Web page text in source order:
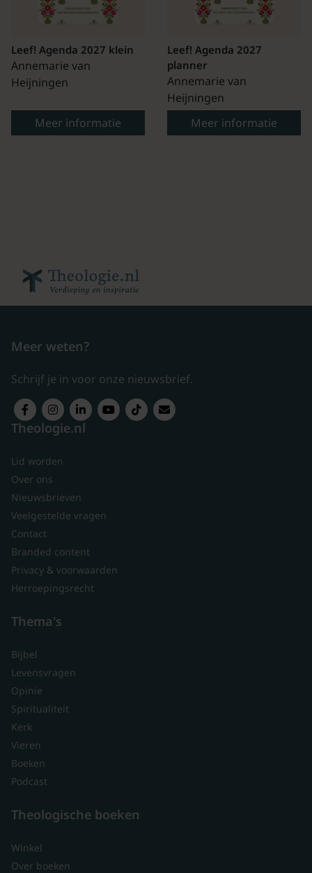
Leef! Agenda 2027 klein
Annemarie van
Heijningen
Meer informatie
Leef! Agenda 2027
planner
Annemarie van
Heijningen
Meer informatie
Meer weten?
Schrijf je in voor onze nieuwsbrief.
Theologie.nl
Lid worden
Over ons
Nieuwsbrieven
Veelgestelde vragen
Contact
Branded content
Privacy & voorwaarden
Herroepingsrecht
Thema's
Bijbel
Levensvragen
Opinie
Spiritualiteit
Kerk
Vieren
Boeken
Podcast
Theologische boeken
Winkel
Over boeken